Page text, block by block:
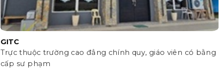
GITC
Trực thuộc trường cao đẳng chính quy, giáo viên có bằng
cấp sư phạm